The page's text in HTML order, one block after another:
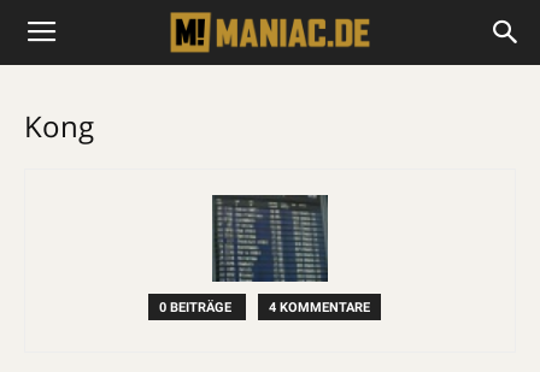
Kong
0 BEITRÄGE 4 KOMMENTARE